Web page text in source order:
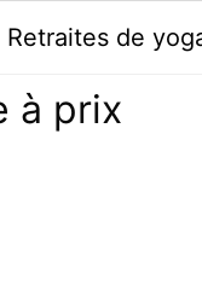
Retraites de
à prix